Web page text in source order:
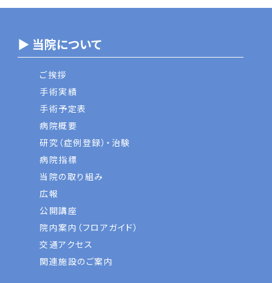
▶ 当院について
ご挨拶
手術実績
手術予定表
病院概要
研究（症例登録）・治験
病院指標
当院の取り組み
広報
公開講座
院内案内（フロアガイド）
交通アクセス
関連施設のご案内